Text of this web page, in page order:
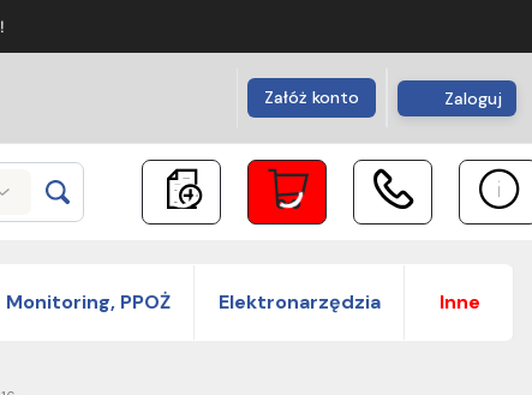
Załóż konto Zaloguj
Monitoring, PPOŻ Elektronarzędzia Inne